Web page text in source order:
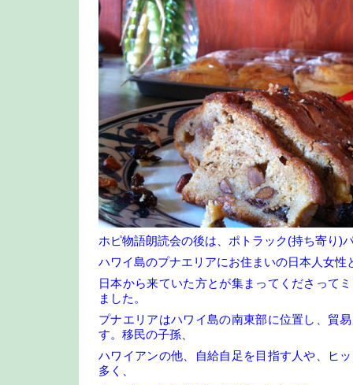
ホピ物語朗読会の後は、ポトラック(持ち寄り)
ハワイ島のプナエリアにお住まいの日本人女性
日本から来ていた方とが集まってくださって
ました。
プナエリアはハワイ島の南東部に位置し、貿
す。移民の子孫、
ハワイアンの他、自給自足を目指す人や、ヒ
多く、